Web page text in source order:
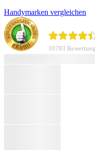
Handymarken vergleichen
10783